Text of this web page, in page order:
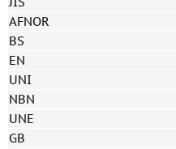
AFNOR
BS
EN
UNI
NBN
UNE
GB